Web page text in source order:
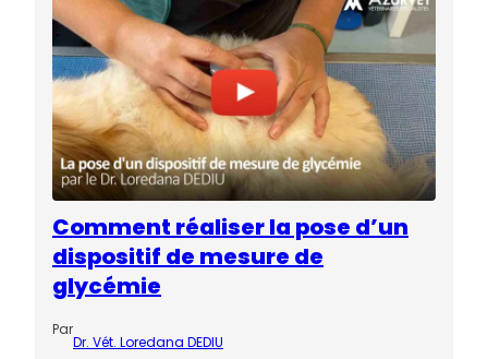
Comment réaliser la pose d’un
dispositif de mesure de
glycémie
Par
Dr. Vét. Loredana DEDIU